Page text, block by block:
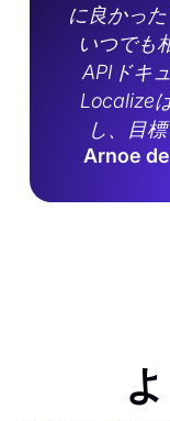
に良かっ
いつでも
APIドキ
Localize
し、目
Arnoe